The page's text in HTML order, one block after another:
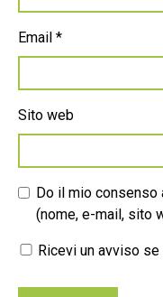
Email *
Sito web
Do il mio
(nome, e-mail, sito
Ricevi un avviso